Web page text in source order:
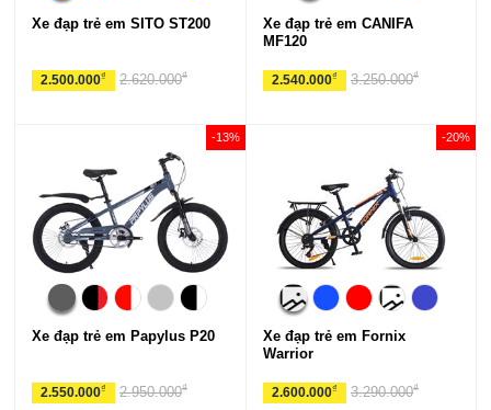
Xe đạp trẻ em SITO ST200
2.500.000₫ 2.620.000₫
Xe đạp trẻ em CANIFA
MF120
2.540.000₫ 3.250.000₫
Xe đạp trẻ em Papylus P20
2.550.000₫
-13%
2.950.000₫
Xe đạp trẻ em Fornix
Warrior
2.600.000₫
-20%
3.290.000₫